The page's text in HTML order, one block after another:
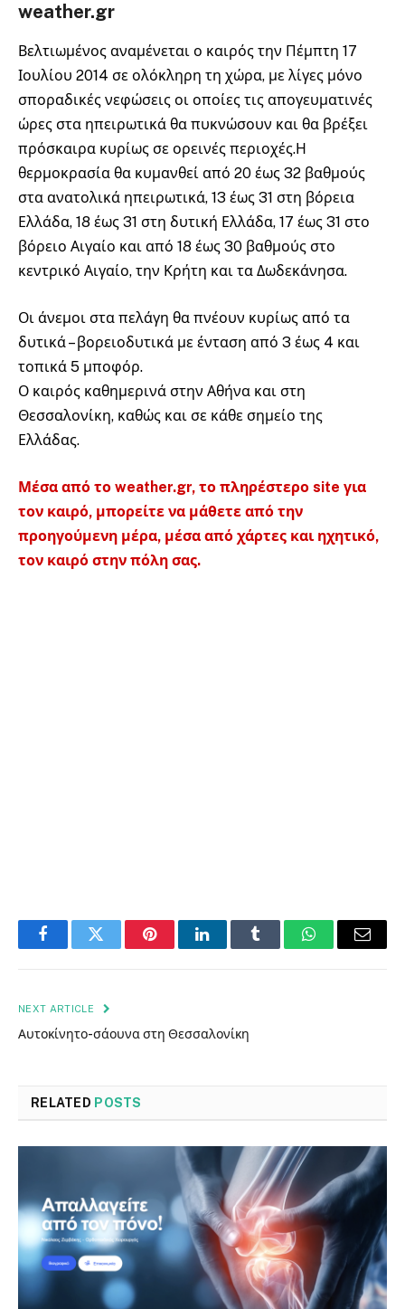
weather.gr
Βελτιωμένος αναμένεται ο καιρός την Πέμπτη 17
Ιουλίου 2014 σε ολόκληρη τη χώρα, με λίγες μόνο
σποραδικές νεφώσεις οι οποίες τις απογευματινές
ώρες στα ηπειρωτικά θα πυκνώσουν και θα βρέξει
πρόσκαιρα κυρίως σε ορεινές περιοχές.Η
θερμοκρασία θα κυμανθεί από 20 έως 32 βαθμούς
στα ανατολικά ηπειρωτικά, 13 έως 31 στη βόρεια
Ελλάδα, 18 έως 31 στη δυτική Ελλάδα, 17 έως 31 στο
βόρειο Αιγαίο και από 18 έως 30 βαθμούς στο
κεντρικό Αιγαίο, την Κρήτη και τα Δωδεκάνησα.
Οι άνεμοι στα πελάγη θα πνέουν κυρίως από τα
δυτικά – βορειοδυτικά με ένταση από 3 έως 4 και
τοπικά 5 μποφόρ.
Ο καιρός καθημερινά στην Αθήνα και στη
Θεσσαλονίκη, καθώς και σε κάθε σημείο της
Ελλάδας.
Μέσα από το weather.gr, το πληρέστερο site για
τον καιρό, μπορείτε να μάθετε από την
προηγούμενη μέρα, μέσα από χάρτες και ηχητικό,
τον καιρό στην πόλη σας.
FacebookTwitter PinterestLinkedInTumblr WhatsAppEmail
NEXT ARTICLE
Αυτοκίνητο-σάουνα στη Θεσσαλονίκη
RELATED POSTS